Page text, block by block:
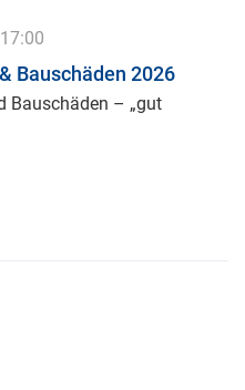
Bauschäden 2026
Bauschäden – „gut